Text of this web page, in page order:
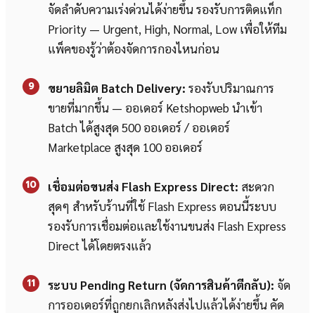
จัดลำดับความเร่งด่วนได้ง่ายขึ้น รองรับการติดแท็ก
Priority — Urgent, High, Normal, Low เพื่อให้ทีม
แพ็คของรู้ว่าต้องจัดการกองไหนก่อน
9 ขยายลิมิต Batch Delivery: รองรับปริมาณการ
ขายที่มากขึ้น — ออเดอร์ Ketshopweb นำเข้า
Batch ได้สูงสุด 500 ออเดอร์ / ออเดอร์
Marketplace สูงสุด 100 ออเดอร์
10 เชื่อมต่อขนส่ง Flash Express Direct: สะดวก
สุดๆ สำหรับร้านที่ใช้ Flash Express ตอนนี้ระบบ
รองรับการเชื่อมต่อและใช้งานขนส่ง Flash Express
Direct ได้โดยตรงแล้ว
11 ระบบ Pending Return (จัดการสินค้าตีกลับ): จัด
การออเดอร์ที่ถูกยกเลิกหลังส่งไปแล้วได้ง่ายขึ้น คัด